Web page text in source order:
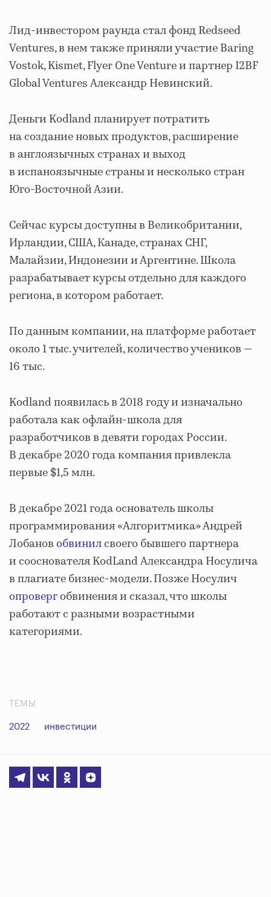
Лид-инвестором раунда стал фонд Redseed
Ventures, в нем также приняли участие Baring
Vostok, Kismet, Flyer One Venture и партнер I2BF
Global Ventures Александр Невинский.
Деньги Kodland планирует потратить
на создание новых продуктов, расширение
в англоязычных странах и выход
в испаноязычные страны и несколько стран
Юго-Восточной Азии.
Сейчас курсы доступны в Великобритании,
Ирландии, США, Канаде, странах СНГ,
Малайзии, Индонезии и Аргентине. Школа
разрабатывает курсы отдельно для каждого
региона, в котором работает.
По данным компании, на платформе работает
около 1 тыс. учителей, количество учеников —
16 тыс.
Kodland появилась в 2018 году и изначально
работала как офлайн-школа для
разработчиков в девяти городах России.
В декабре 2020 года компания привлекла
первые $1,5 млн.
В декабре 2021 года основатель школы
программирования «Алгоритмика» Андрей
Лобановобвинилсвоего бывшего партнера
и сооснователя KodLand Александра Носулича
в плагиате бизнес-модели. Позже Носулич
опровергобвинения и сказал, что школы
работают с разными возрастными
категориями.
ТЕМЫ
2022 инвестиции